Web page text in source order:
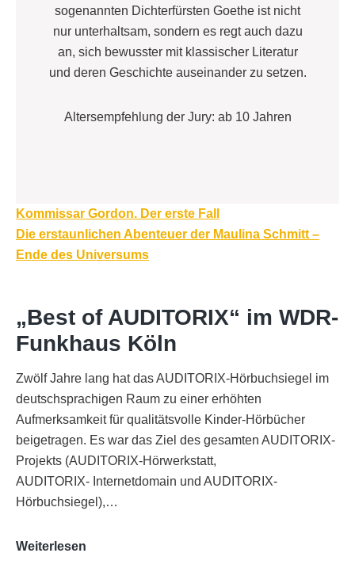
sogenannten Dichterfürsten Goethe ist nicht
nur unterhaltsam, sondern es regt auch dazu
an, sich bewusster mit klassischer Literatur
und deren Geschichte auseinander zu setzen.
Altersempfehlung der Jury: ab 10 Jahren
Beitragsnavigation
Kommissar Gordon. Der erste Fall
Die erstaunlichen Abenteuer der Maulina Schmitt –
Ende des Universums
„Best of AUDITORIX“ im WDR-
Funkhaus Köln
Zwölf Jahre lang hat das AUDITORIX-Hörbuchsiegel im
deutschsprachigen Raum zu einer erhöhten
Aufmerksamkeit für qualitätsvolle Kinder-Hörbücher
beigetragen. Es war das Ziel des gesamten AUDITORIX-
Projekts (AUDITORIX-Hörwerkstatt,
AUDITORIX- Internetdomain und AUDITORIX-
Hörbuchsiegel),…
Weiterlesen